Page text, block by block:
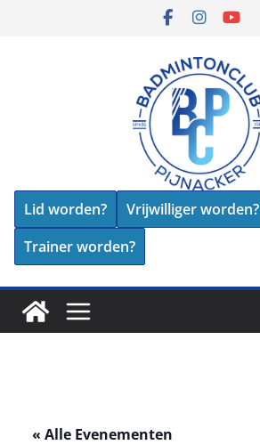
Lid worden?
Vrijwilliger worden?
Trainer worden?
« Alle Evenementen